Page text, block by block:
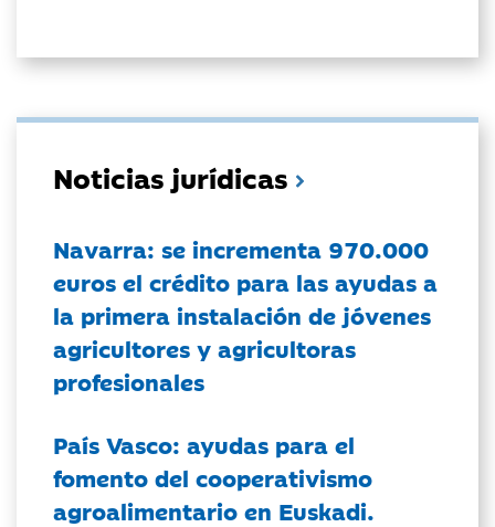
Noticias jurídicas
Navarra: se incrementa 970.000
euros el crédito para las ayudas a
la primera instalación de jóvenes
agricultores y agricultoras
profesionales
País Vasco: ayudas para el
fomento del cooperativismo
agroalimentario en Euskadi.